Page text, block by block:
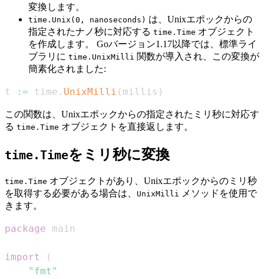
変換します。
time.Unix(0, nanoseconds) は、Unixエポックからの
指定されたナノ秒に対応する time.Time オブジェクト
を作成します。 Goバージョン1.17以降では、標準ライ
ブラリに time.UnixMilli 関数が導入され、この変換が
簡素化されました:
t := time . UnixMilli ( millis )
この関数は、Unixエポックからの指定されたミリ秒に対応す
る time.Time オブジェクトを直接返します。
time.Timeをミリ秒に変換
time.Time オブジェクトがあり、Unixエポックからのミリ秒
を取得する必要がある場合は、
UnixMilli メソッドを使用で
きます。
package
import
(
"fmt"